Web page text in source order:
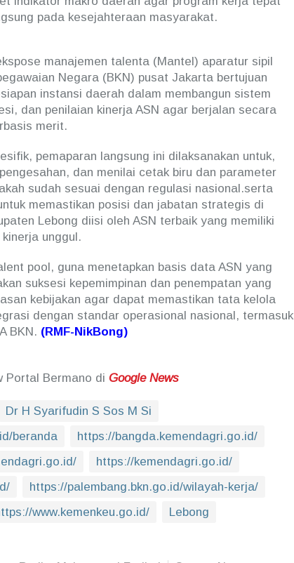
pada kesejahteraan masyarakat.
manajemen talenta (Mantel) aparatur sipil
Negara (BKN) pusat Jakarta bertujuan
instansi daerah dalam membangun sistem
dan penilaian kinerja ASN agar berjalan secara
merit.
pemaparan langsung ini dilaksanakan untuk,
dan menilai cetak biru dan parameter
sudah sesuai dengan regulasi nasional.serta
memastikan posisi dan jabatan strategis di
Lebong diisi oleh ASN terbaik yang memiliki
unggul.
pool, guna menetapkan basis data ASN yang
suksesi kepemimpinan dan penempatan yang
kebijakan agar dapat memastikan tata kelola
dengan standar operasional nasional, termasuk
BKN. (RMF-NikBong)
Portal Bermano diGoogle News
Dr H Syarifudin S Sos M Si
beranda
https://bangda.kemendagri.go.id/
https://kemendagri.go.id/
https://palembang.bkn.go.id/wilayah-kerja/
www.kemenkeu.go.id/
Lebong